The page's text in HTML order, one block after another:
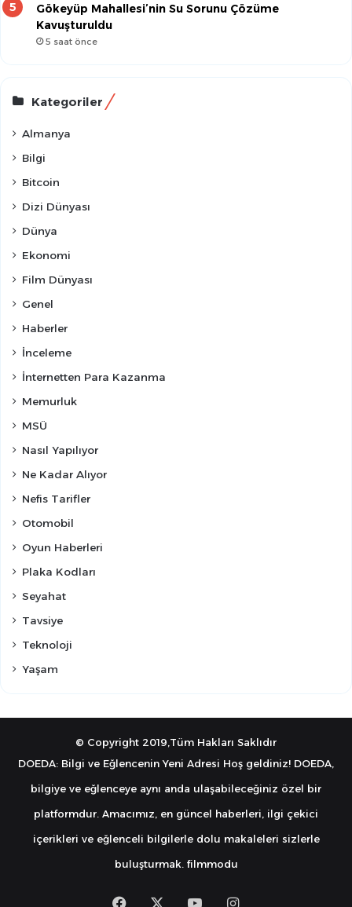
Gökeyüp Mahallesi’nin Su Sorunu Çözüme
Kavuşturuldu
5 saat önce
Kategoriler
Almanya
Bilgi
Bitcoin
Dizi Dünyası
Dünya
Ekonomi
Film Dünyası
Genel
Haberler
İnceleme
İnternetten Para Kazanma
Memurluk
MSÜ
Nasıl Yapılıyor
Ne Kadar Alıyor
Nefis Tarifler
Otomobil
Oyun Haberleri
Plaka Kodları
Seyahat
Tavsiye
Teknoloji
Yaşam
© Copyright 2019,Tüm Hakları Saklıdır
DOEDA: Bilgi ve Eğlencenin Yeni Adresi Hoş geldiniz! DOEDA,
bilgiye ve eğlenceye aynı anda ulaşabileceğiniz özel bir
platformdur. Amacımız, en güncel haberleri, ilgi çekici
içerikleri ve eğlenceli bilgilerle dolu makaleleri sizlerle
buluşturmak. filmmodu
FacebookYouTubeInstagram